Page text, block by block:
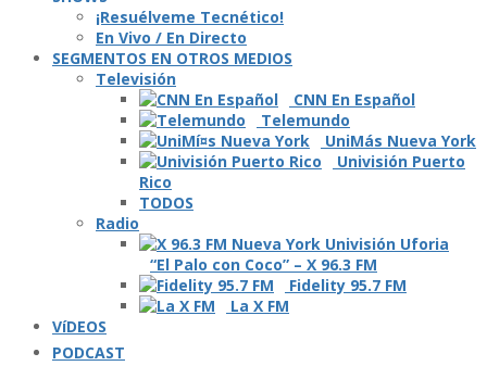
¡Resuélveme Tecnético!
En Vivo / En Directo
SEGMENTOS EN OTROS MEDIOS
Televisión
CNN En Español
Telemundo
UniMás Nueva York
Univisión Puerto
Rico
TODOS
Radio
“El Palo con Coco” – X 96.3 FM
Fidelity 95.7 FM
La X FM
VíDEOS
PODCAST